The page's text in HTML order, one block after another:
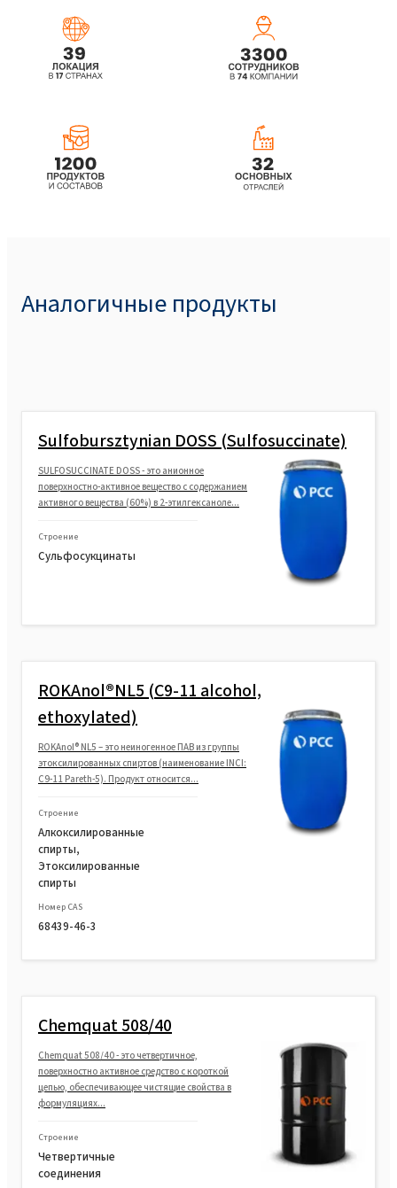
ROKAnol® L5P5 MB (C12-14 alcohol
ethoxylated, propoxylated)
ROKAnol® L7 MB (Laureth-7)
ROKAnol® L9R MB (Laureth-9)
ROKAnol® L9R (Laureth-9)
Аналогичные продукты
Sulfobursztynian DOSS (Sulfosuccinate)
SULFOSUCCINATE DOSS - это анионное
поверхностно-активное вещество с содержанием
активного вещества (60%) в 2-этилгексаноле...
Строение
Сульфосукцинаты
ROKAnol®NL5 (C9-11 alcohol,
ethoxylated)
ROKAnol® NL5 – это неиногенное ПАВ из группы
этоксилированных спиртов (наименование INCI:
C9-11 Pareth-5). Продукт относится...
Строение
Алкоксилированные
спирты,
Этоксилированные
спирты
Номер CAS
68439-46-3
Chemquat 508/40
Chemquat 508/40 - это четвертичное,
поверхностно активное средство с короткой
цепью, обеспечивающее чистящие свойства в
формуляциях...
Строение
Четвертичные
соединения